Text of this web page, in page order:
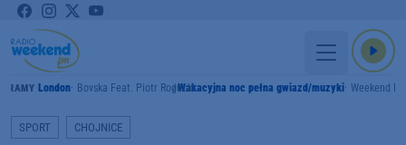
GRAMY London Bovska Feat. Piotr RoguckiWakacyjna noc pełna gwiazd/muzyki Weekend
SPORT CHOJNICE